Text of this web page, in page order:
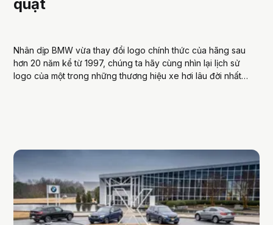
quạt
Nhân dịp BMW vừa thay đổi logo chính thức của hãng sau
hơn 20 năm kể từ 1997, chúng ta hãy cùng nhìn lại lịch sử
logo của một trong những thương hiệu xe hơi lâu đời nhất